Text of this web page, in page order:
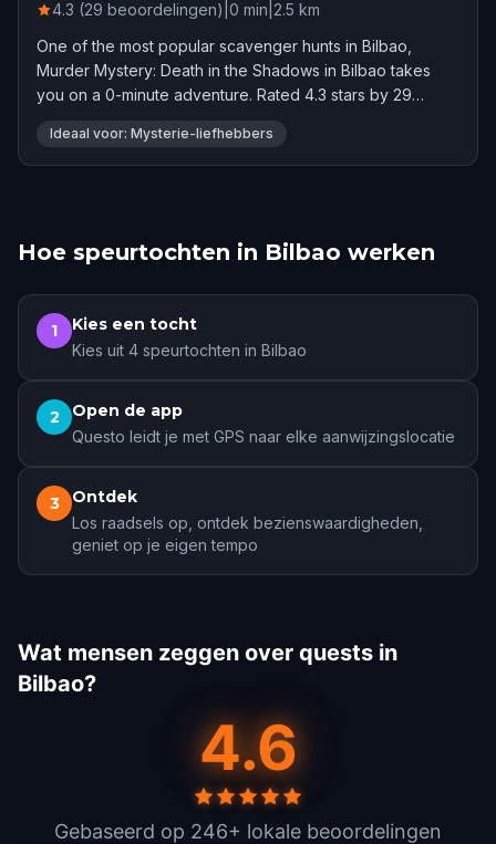
4.3 (29 beoordelingen) 0 min 2.5 km
One of the most popular scavenger hunts in Bilbao,
Murder Mystery: Death in the Shadows in Bilbao takes
you on a 0-minute adventure. Rated 4.3 stars by 29
players.
Ideaal voor: Mysterie-liefhebbers
Hoe speurtochten in Bilbao werken
1 Kies een tocht
Kies uit 4 speurtochten in Bilbao
2 Open de app
Questo leidt je met GPS naar elke aanwijzingslocatie
3 Ontdek
Los raadsels op, ontdek bezienswaardigheden,
geniet op je eigen tempo
Wat mensen zeggen over quests in
Bilbao?
4.6
Gebaseerd op 246+ lokale beoordelingen